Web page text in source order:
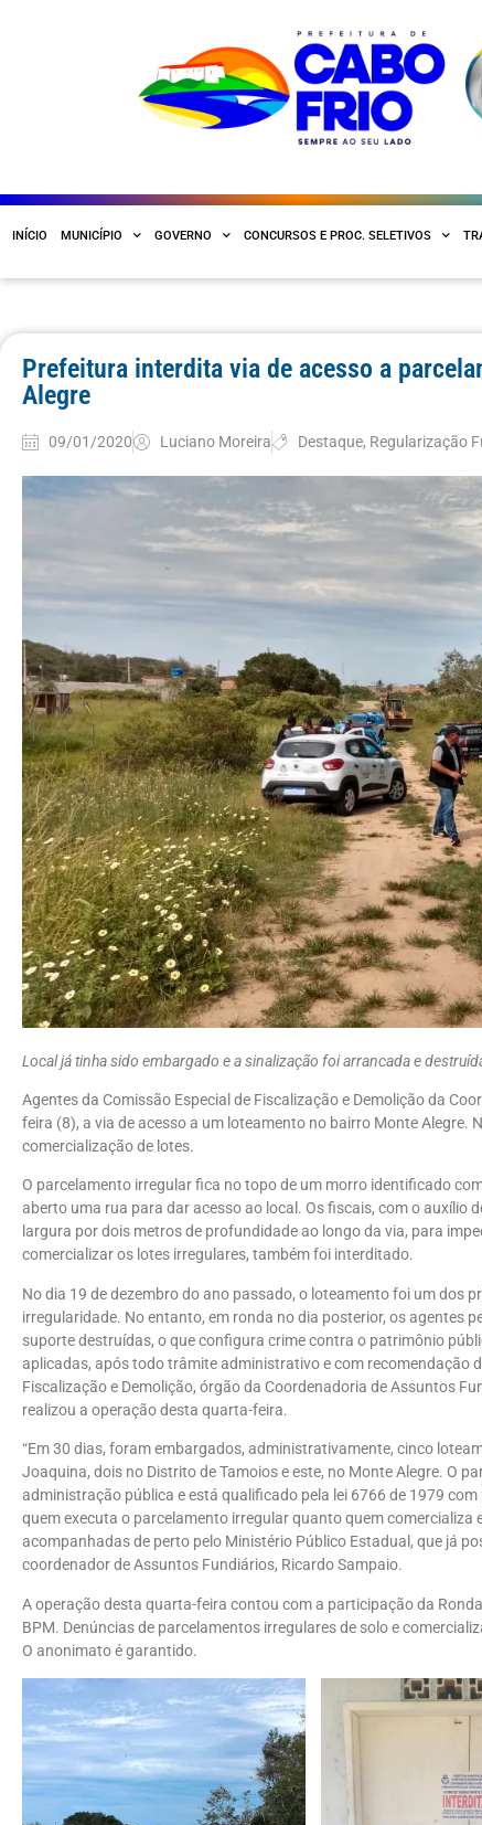
INÍCIO MUNICÍPIO GOVERNO CONCURSOS E PROC. SELETIVOS
Prefeitura interdita via de acesso a
Alegre
09/01/2020 Luciano Moreira Destaque, Regularização
Local já tinha sido embargado e a sinalização foi arrancada e
Agentes da Comissão Especial de Fiscalização e Demolição da
feira (8), a via de acesso a um loteamento no bairro Monte Alegre.
comercialização de lotes.
O parcelamento irregular fica no topo de um morro identificado
aberto uma rua para dar acesso ao local. Os fiscais, com o auxílio
largura por dois metros de profundidade ao longo da via, para
comercializar os lotes irregulares, também foi interditado.
No dia 19 de dezembro do ano passado, o loteamento foi um dos
irregularidade. No entanto, em ronda no dia posterior, os agentes
suporte destruídas, o que configura crime contra o patrimônio
aplicadas, após todo trâmite administrativo e com recomendação
Fiscalização e Demolição, órgão da Coordenadoria de Assuntos
realizou a operação desta quarta-feira.
“Em 30 dias, foram embargados, administrativamente, cinco
Joaquina, dois no Distrito de Tamoios e este, no Monte Alegre. O
administração pública e está qualificado pela lei 6766 de 1979
quem executa o parcelamento irregular quanto quem comercializa
acompanhadas de perto pelo Ministério Público Estadual, que já
coordenador de Assuntos Fundiários, Ricardo Sampaio.
A operação desta quarta-feira contou com a participação da
BPM. Denúncias de parcelamentos irregulares de solo e
O anonimato é garantido.